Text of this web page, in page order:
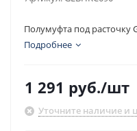
Полумуфта под расточку
Подробнее
1 291 руб./шт
Уточните наличие и